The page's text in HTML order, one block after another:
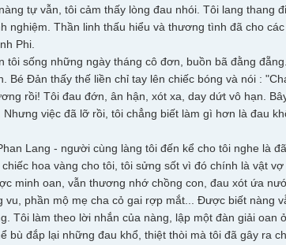
tự vẫn, tôi cảm thấy lòng đau nhói. Tôi lang thang
nghiệm. Thần linh thấu hiểu và thương tình đã cho
Phi.
tôi sống những ngày tháng cô đơn, buồn bã đằng
Bé Đản thấy thế liền chỉ tay lên chiếc bóng và nói :
rồi! Tôi đau đớn, ân hận, xót xa, day dứt vô hạn.
Nhưng việc đã lỡ rồi, tôi chẳng biết làm gì hơn là đau
Lang - người cùng làng tôi đến kể cho tôi nghe là
hoa vàng cho tôi, tôi sửng sốt vì đó chính là vật
minh oan, vẫn thương nhớ chồng con, đau xót ứa
vu, phần mộ mẹ cha cỏ gai rợp mắt... Được biết nàng
Tôi làm theo lời nhắn của nàng, lập một đàn giải
bù đắp lại những đau khổ, thiệt thòi mà tôi đã gây ra